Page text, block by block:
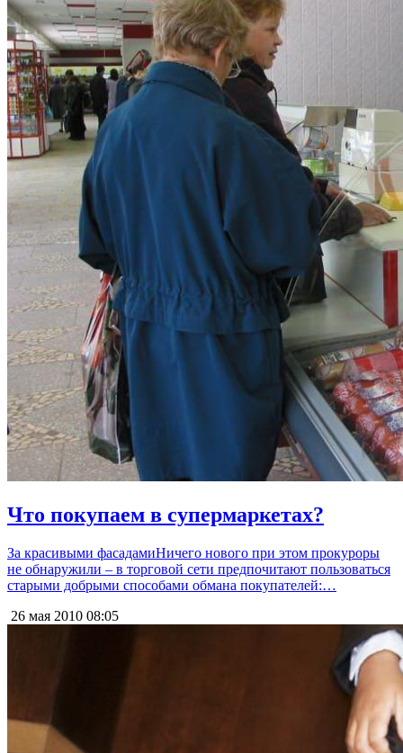
Что покупаем в супермаркетах?
За красивыми фасадамиНичего нового при этом прокуроры
не обнаружили – в торговой сети предпочитают пользоваться
старыми добрыми способами обмана покупателей:…
26 мая 2010 08:05